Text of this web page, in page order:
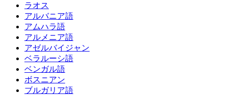
ラオス
アルバニア語
アムハラ語
アルメニア語
アゼルバイジャン
ベラルーシ語
ベンガル語
ボスニアン
ブルガリア語